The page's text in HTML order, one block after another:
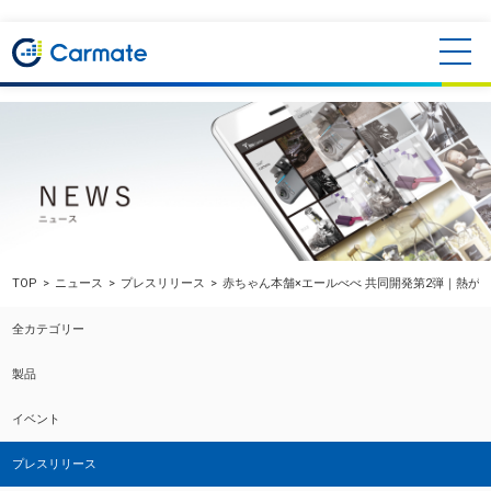
TOP ニュース プレスリリース 赤ちゃん本舗×エールべべ 共同開発第2弾｜熱が
全カテゴリー
製品
イベント
プレスリリース